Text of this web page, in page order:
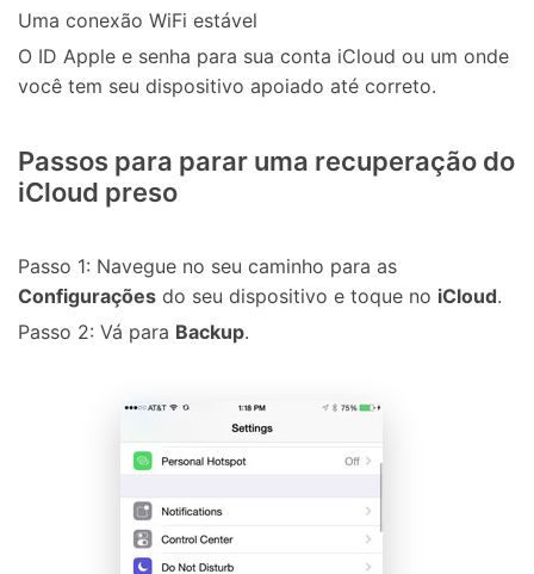
Uma conexão WiFi estável
O ID Apple e senha para sua conta iCloud ou um onde
você tem seu dispositivo apoiado até correto.
Passos para parar uma recuperação do
iCloud preso
Passo 1: Navegue no seu caminho para as
Configurações do seu dispositivo e toque no iCloud.
Passo 2: Vá para Backup.